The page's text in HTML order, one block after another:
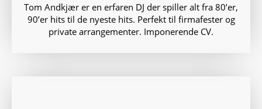
Tom Andkjær er en erfaren DJ der spiller alt fra 80’er,
90’er hits til de nyeste hits. Perfekt til firmafester og
private arrangementer. Imponerende CV.